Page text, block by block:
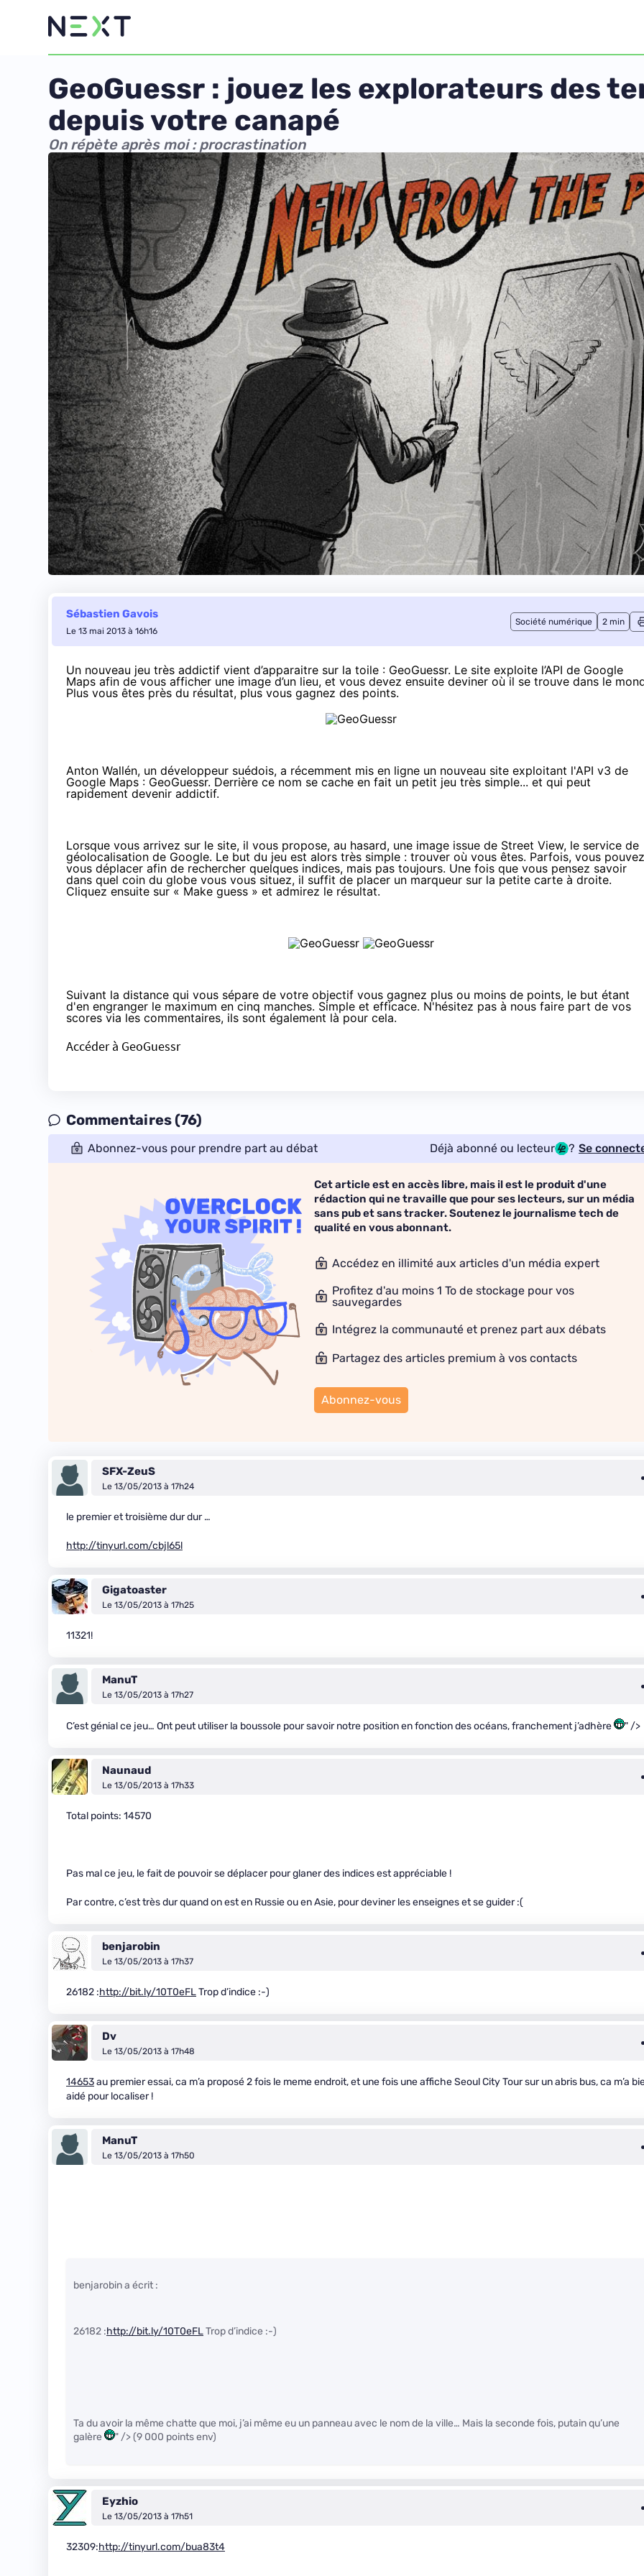
GeoGuessr : jouez les explorateurs des
depuis votre canapé
On répète après moi : procrastination
Sébastien Gavois
Le 13 mai 2013 à 16h16
Société numérique 2 min
Un nouveau jeu très addictif vient d’apparaitre sur la toile : GeoGuessr. Le site exploite l’API de Google
Maps afin de vous afficher une image d’un lieu, et vous devez ensuite deviner où il se trouve dans le
Plus vous êtes près du résultat, plus vous gagnez des points.
Anton Wallén, un développeur suédois, a récemment mis en ligne un nouveau site exploitant l'API v3 de
Google Maps : GeoGuessr. Derrière ce nom se cache en fait un petit jeu très simple... et qui peut
rapidement devenir addictif.
Lorsque vous arrivez sur le site, il vous propose, au hasard, une image issue de Street View, le service de
géolocalisation de Google. Le but du jeu est alors très simple : trouver où vous êtes. Parfois, vous pouvez
vous déplacer afin de rechercher quelques indices, mais pas toujours. Une fois que vous pensez savoir
dans quel coin du globe vous vous situez, il suffit de placer un marqueur sur la petite carte à droite.
Cliquez ensuite sur « Make guess » et admirez le résultat.
Suivant la distance qui vous sépare de votre objectif vous gagnez plus ou moins de points, le but étant
d'en engranger le maximum en cinq manches. Simple et efficace. N'hésitez pas à nous faire part de vos
scores via les commentaires, ils sont également là pour cela.
Accéder à GeoGuessr
Commentaires (76)
Abonnez-vous pour prendre part au débat Déjà abonné ou lecteur ? Se
Cet article est en accès libre, mais il est le produit d'une
rédaction qui ne travaille que pour ses lecteurs, sur un média
sans pub et sans tracker. Soutenez le journalisme tech de
qualité en vous abonnant.
Accédez en illimité aux articles d'un média expert
Profitez d'au moins 1 To de stockage pour vos
sauvegardes
Intégrez la communauté et prenez part aux débats
Partagez des articles premium à vos contacts
Abonnez-vous
SFX-ZeuS
Le 13/05/2013 à 17h24
le premier et troisième dur dur …
http://tinyurl.com/cbjl65l
Gigatoaster
Le 13/05/2013 à 17h25
11321!
ManuT
Le 13/05/2013 à 17h27
C’est génial ce jeu… Ont peut utiliser la boussole pour savoir notre position en fonction des océans, franchement j’adhère " />
Naunaud
Le 13/05/2013 à 17h33
Total points: 14570
Pas mal ce jeu, le fait de pouvoir se déplacer pour glaner des indices est appréciable !
Par contre, c’est très dur quand on est en Russie ou en Asie, pour deviner les enseignes et se guider :(
benjarobin
Le 13/05/2013 à 17h37
26182 :http://bit.ly/10T0eFLTrop d’indice :-)
Dv
Le 13/05/2013 à 17h48
14653au premier essai, ca m’a proposé 2 fois le meme endroit, et une fois une affiche Seoul City Tour sur un abris bus, ca m’a
aidé pour localiser !
ManuT
Le 13/05/2013 à 17h50
benjarobin a écrit :
26182 :http://bit.ly/10T0eFLTrop d’indice :-)
Ta du avoir la même chatte que moi, j’ai même eu un panneau avec le nom de la ville… Mais la seconde fois, putain qu’une
galère
" /> (9 000 points env)
Eyzhio
Le 13/05/2013 à 17h51
32309:http://tinyurl.com/bua83t4